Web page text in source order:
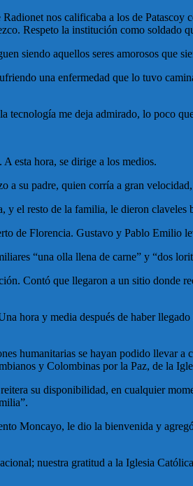
nos calificaba a los de
Respeto la institución como soldado
siendo aquellos seres amorosos que
una enfermedad que lo tuvo
tecnología me deja admirado, lo poco
esta hora, se dirige a los medios.
su padre, quien corría a gran velocidad,
y el resto de la familia, le dieron claveles
de Florencia. Gustavo y Pablo Emilio
“una olla llena de carne” y “dos
Contó que llegaron a un sitio donde
hora y media después de haber
humanitarias se hayan podido llevar
y Colombinas por la Paz, de la
su disponibilidad, en cualquier
Moncayo, le dio la bienvenida y
nuestra gratitud a la Iglesia